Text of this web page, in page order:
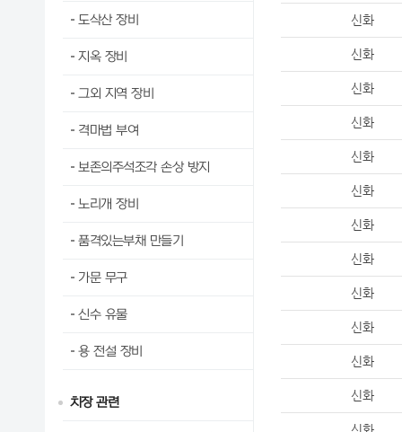
도삭산 장비
지옥 장비
그외 지역 장비
격마법 부여
보존의주석조각 손상 방지
노리개 장비
품격있는부채 만들기
가문 무구
신수 유물
용 전설 장비
치장 관련
신화
신화
신화
신화
신화
신화
신화
신화
신화
신화
신화
신화